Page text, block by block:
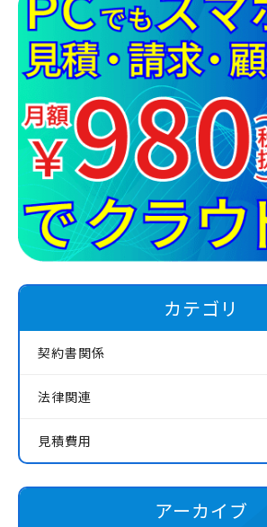
カテゴリ
契約書関係
法律関連
見積費用
アーカイブ